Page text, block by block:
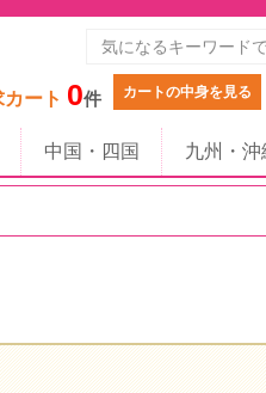
ート 0件 カートの中身を見る
中国・四国 九州・沖